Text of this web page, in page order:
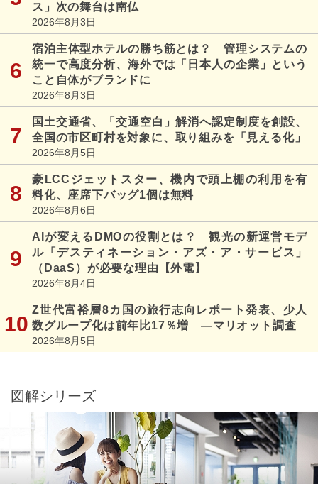
ス」次の舞台は南仏
2026年8月3日
宿泊主体型ホテルの勝ち筋とは？ 管理システムの
統一で高度分析、海外では「日本人の企業」という
こと自体がブランドに
2026年8月3日
国土交通省、「交通空白」解消へ認定制度を創設、
全国の市区町村を対象に、取り組みを「見える化」
2026年8月5日
豪LCCジェットスター、機内で頭上棚の利用を有
料化、座席下バッグ1個は無料
2026年8月6日
AIが変えるDMOの役割とは？ 観光の新運営モデ
ル「デスティネーション・アズ・ア・サービス」
（DaaS）が必要な理由【外電】
2026年8月4日
Z世代富裕層8カ国の旅行志向レポート発表、少人
数グループ化は前年比17％増 ―マリオット調査
2026年8月5日
図解シリーズ